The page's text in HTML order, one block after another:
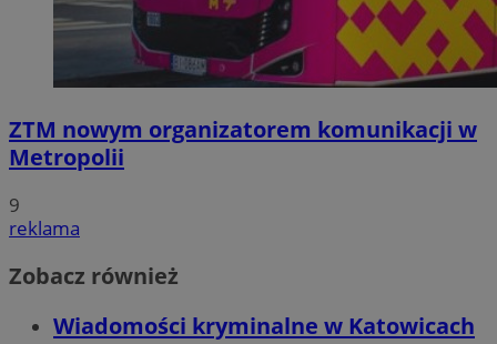
ZTM nowym organizatorem komunikacji w
Metropolii
9
reklama
Zobacz również
Wiadomości kryminalne w Katowicach